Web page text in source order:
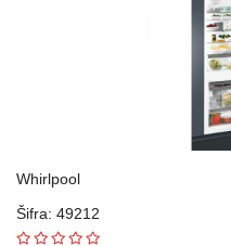
Telefoni
Whirlpool
Šifra: 49212